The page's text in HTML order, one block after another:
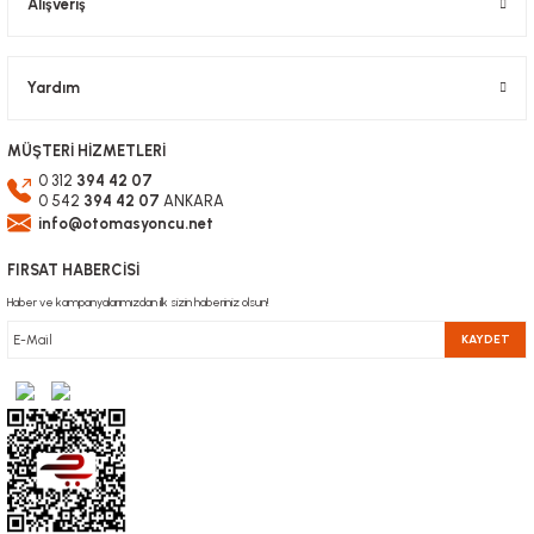
Alışveriş
Yardım
MÜŞTERİ HİZMETLERİ
0 312 394 42 07
0 542 394 42 07 ANKARA
info@otomasyoncu.net
FIRSAT HABERCİSİ
Haber ve kampanyalarımızdan ilk sizin haberiniz olsun!
KAYDET